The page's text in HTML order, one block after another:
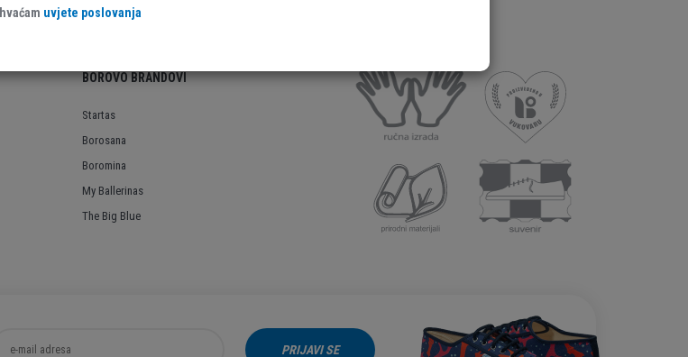
BOROVO BRANDOVI
Startas
Borosana
Boromina
My Ballerinas
The Big Blue
PRIJAVI SE
uvjete poslovanja